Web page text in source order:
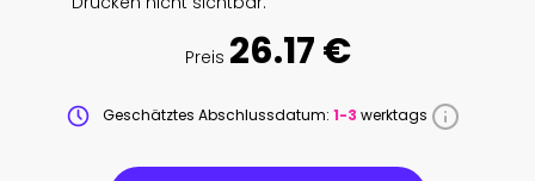
Preis 26.17 €
Geschätztes Abschlussdatum: 1-3 werktags